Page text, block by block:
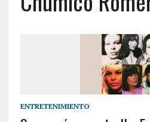
ENTRETENIMIENTO